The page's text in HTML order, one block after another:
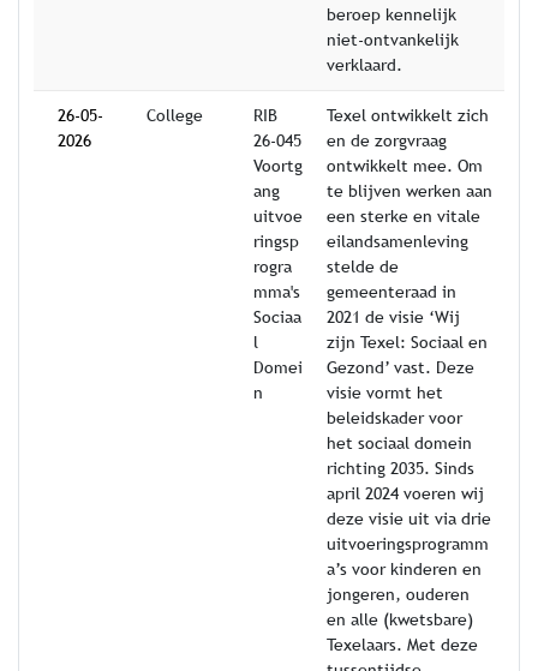
beroep kennelijk
niet-ontvankelijk
verklaard.
26-05-
2026
College
RIB
26-045
Voortg
ang
uitvoe
ringsp
rogra
mma's
Sociaa
l
Domei
n
Texel ontwikkelt zich
en de zorgvraag
ontwikkelt mee. Om
te blijven werken aan
een sterke en vitale
eilandsamenleving
stelde de
gemeenteraad in
2021 de visie ‘Wij
zijn Texel: Sociaal en
Gezond’ vast. Deze
visie vormt het
beleidskader voor
het sociaal domein
richting 2035. Sinds
april 2024 voeren wij
deze visie uit via drie
uitvoeringsprogramm
a’s voor kinderen en
jongeren, ouderen
en alle (kwetsbare)
Texelaars. Met deze